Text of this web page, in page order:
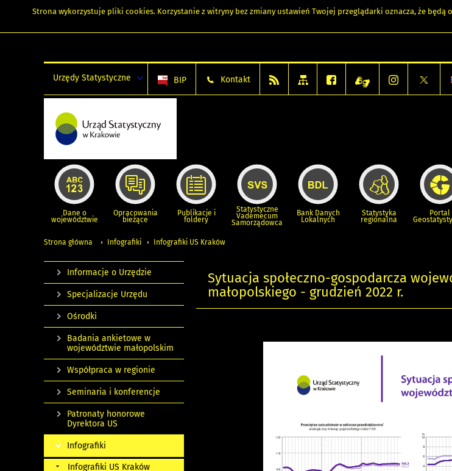
Strona wykorzystuje pliki cookies. Korzystanie z witryny bez zmiany ustawień Twojej przeglądarki oznacza, że
Urzędy Statystyczne BIP Kontakt
Dane o
województwie
Opracowania
bieżące
Publikacje i
foldery
Statystyczne
Vademecum
Samorządowca
Bank Danych
Lokalnych
Statystyka
regionalna
Portal
Strona główna Infografiki Infografiki US Kraków
Sytuacja społeczno-gospodarcza
małopolskiego - grudzień 2022 r.
Informacje o Urzędzie
Specjalizacje Urzędu
Ośrodki
Badania ankietowe w
województwie małopolskim
Współpraca w regionie
Seminaria i konferencje
Patronaty honorowe
Dyrektora US
Infografiki
Infografiki US Kraków